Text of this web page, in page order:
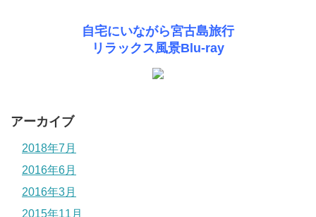
自宅にいながら宮古島旅行
リラックス風景Blu-ray
アーカイブ
2018年7月
2016年6月
2016年3月
2015年11月